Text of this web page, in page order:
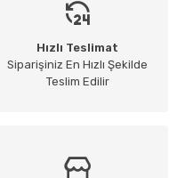
Hızlı Teslimat
Siparişiniz En Hızlı Şekilde
Teslim Edilir